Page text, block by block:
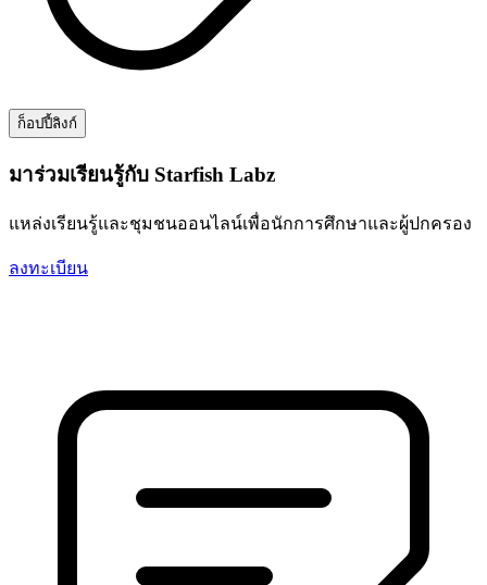
ก็อปปี้ลิงก์
มาร่วมเรียนรู้กับ Starfish Labz
แหล่งเรียนรู้และชุมชนออนไลน์เพื่อนักการศึกษาและผู้ปกครอง
ลงทะเบียน